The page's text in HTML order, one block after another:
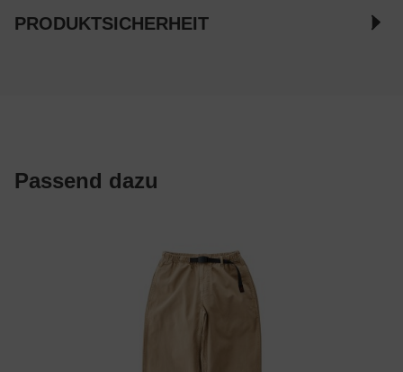
PRODUKTSICHERHEIT
Passend dazu